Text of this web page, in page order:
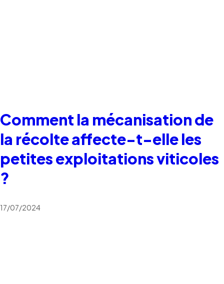
Comment la mécanisation de
la récolte affecte-t-elle les
petites exploitations viticoles
?
17/07/2024